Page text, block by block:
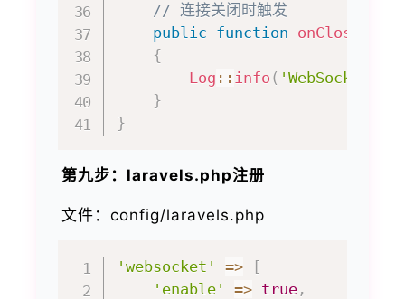
// 连接关闭时触发
public function onClose
{
Log :: info ( 'WebSocket 连
}
}
第九步：laravels.php注册
文件：config/laravels.php
'websocket' =>
[
'enable'
=> true,